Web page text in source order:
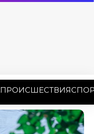
ПРОИСШЕСТВИЯ